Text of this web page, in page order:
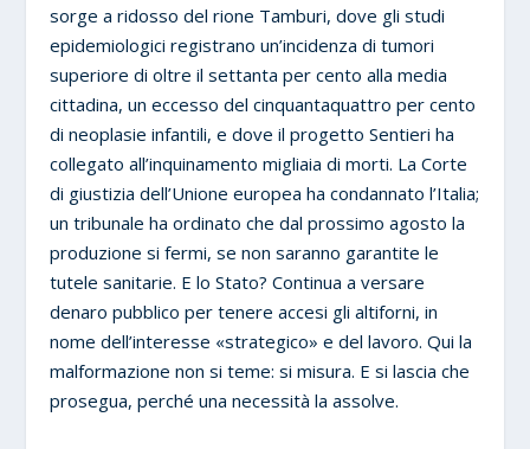
sorge a ridosso del rione Tamburi, dove gli studi
epidemiologici registrano un’incidenza di tumori
superiore di oltre il settanta per cento alla media
cittadina, un eccesso del cinquantaquattro per cento
di neoplasie infantili, e dove il progetto Sentieri ha
collegato all’inquinamento migliaia di morti. La Corte
di giustizia dell’Unione europea ha condannato l’Italia;
un tribunale ha ordinato che dal prossimo agosto la
produzione si fermi, se non saranno garantite le
tutele sanitarie. E lo Stato? Continua a versare
denaro pubblico per tenere accesi gli altiforni, in
nome dell’interesse «strategico» e del lavoro. Qui la
malformazione non si teme: si misura. E si lascia che
prosegua, perché una necessità la assolve.